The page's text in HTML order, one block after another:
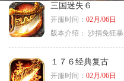
三国迷失６
开服时间： 02月/06日
版本介绍： 沙捐免狂
１７６经典复古
开服时间： 02月/06日